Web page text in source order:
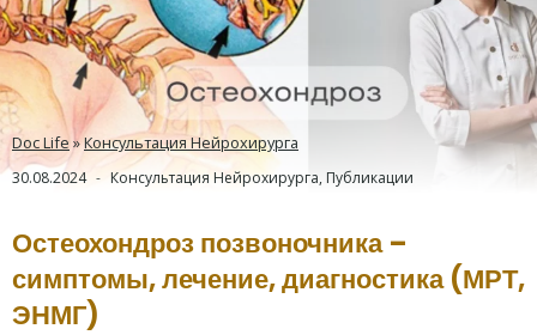
Doc Life »Консультация Нейрохирурга
30.08.2024 Консультация Нейрохирурга, Публикации
Остеохондроз позвоночника –
симптомы, лечение, диагностика (МРТ,
ЭНМГ)